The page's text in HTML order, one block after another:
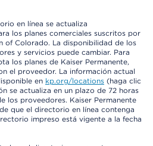
en línea se actualiza
los planes comerciales suscritos por
of Colorado. La disponibilidad de los
y servicios puede cambiar. Para
los planes de Kaiser Permanente,
el proveedor. La información actual
en kp.org/locations (haga clic
se actualiza en un plazo de 72 horas
los proveedores. Kaiser Permanente
que el directorio en línea contenga
impreso está vigente a la fecha